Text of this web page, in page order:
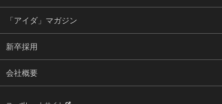
「アイダ」マガジン
新卒採用
会社概要